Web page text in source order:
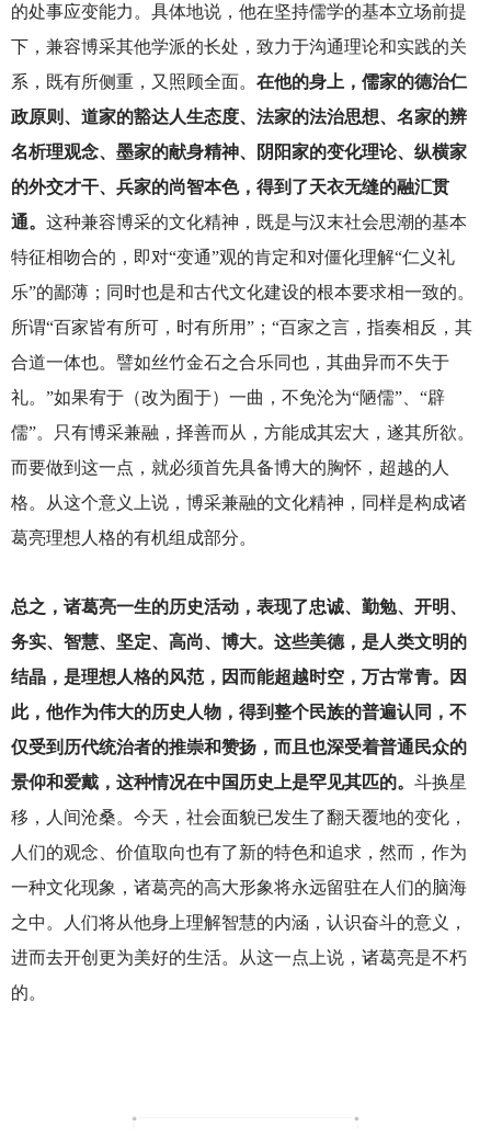
的处事应变能力。具体地说，他在坚持儒学的基本立场前提
下，兼容博采其他学派的长处，致力于沟通理论和实践的关
系，既有所侧重，又照顾全面。 在他的身上，儒家的德治仁
政原则、道家的豁达人生态度、法家的法治思想、名家的辨
名析理观念、墨家的献身精神、阴阳家的变化理论、纵横家
的外交才干、兵家的尚智本色，得到了天衣无缝的融汇贯
通。 这种兼容博采的文化精神，既是与汉末社会思潮的基本
特征相吻合的，即对“变通”观的肯定和对僵化理解“仁义礼
乐”的鄙薄；同时也是和古代文化建设的根本要求相一致的。
所谓“百家皆有所可，时有所用”；“百家之言，指奏相反，其
合道一体也。譬如丝竹金石之合乐同也，其曲异而不失于
礼。”如果宥于（改为囿于）一曲，不免沦为“陋儒”、“辟
儒”。只有博采兼融，择善而从，方能成其宏大，遂其所欲。
而要做到这一点，就必须首先具备博大的胸怀，超越的人
格。从这个意义上说，博采兼融的文化精神，同样是构成诸
葛亮理想人格的有机组成部分。
总之，诸葛亮一生的历史活动，表现了忠诚、勤勉、开明、
务实、智慧、坚定、高尚、博大。这些美德，是人类文明的
结晶，是理想人格的风范，因而能超越时空，万古常青。因
此，他作为伟大的历史人物，得到整个民族的普遍认同，不
仅受到历代统治者的推崇和赞扬，而且也深受着普通民众的
景仰和爱戴，这种情况在中国历史上是罕见其匹的。 斗换星
移，人间沧桑。今天，社会面貌已发生了翻天覆地的变化，
人们的观念、价值取向也有了新的特色和追求，然而，作为
一种文化现象，诸葛亮的高大形象将永远留驻在人们的脑海
之中。人们将从他身上理解智慧的内涵，认识奋斗的意义，
进而去开创更为美好的生活。从这一点上说，诸葛亮是不朽
的。